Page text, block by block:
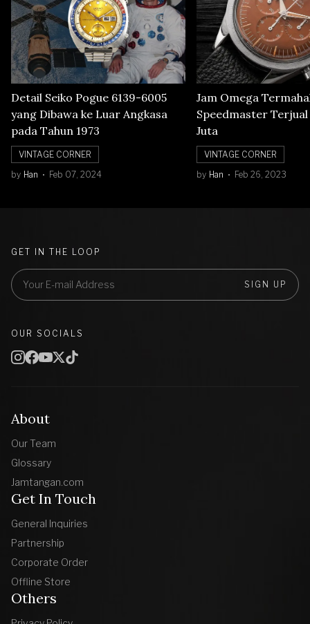
Detail Seiko Pogue 6139-6005
yang Dibawa ke Luar Angkasa
pada Tahun 1973
VINTAGE CORNER
by Han Feb 07, 2024
Jam Omega
Speedmaster Terjual
Juta
VINTAGE CORNER
by Han Feb 26, 2023
About
Our Team
Glossary
Jamtangan.com
Get In Touch
General Inquiries
Partnership
Corporate Order
Offline Store
Others
GET IN THE LOOP
SIGN UP
OUR SOCIALS